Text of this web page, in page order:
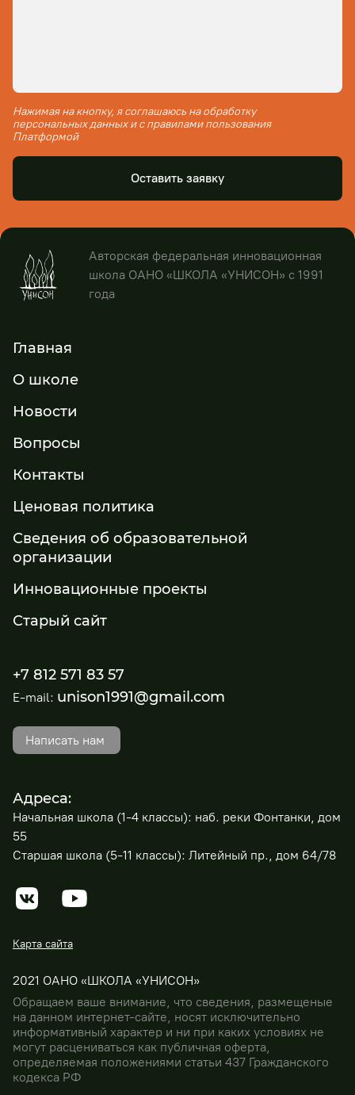
Нажимая на кнопку, я соглашаюсь на обработку
персональных данных и с правилами пользования
Платформой
Оставить заявку
Авторская федеральная инновационная
школа ОАНО «ШКОЛА «УНИСОН» с 1991
года
Главная
О школе
Новости
Вопросы
Контакты
Ценовая политика
Сведения об образовательной
организации
Инновационные проекты
Старый сайт
+7 812 571 83 57
E-mail: unison1991@gmail.com
Написать нам
Адреса:
Начальная школа (1-4 классы): наб. реки Фонтанки, дом
55
Старшая школа (5-11 классы): Литейный пр., дом 64/78
Карта сайта
2021 ОАНО «ШКОЛА «УНИСОН»
Обращаем ваше внимание, что сведения, размещеные
на данном интернет-сайте, носят исключительно
информативный характер и ни при каких условиях не
могут расцениваться как публичная оферта,
определяемая положениями статьи 437 Гражданского
кодекса РФ